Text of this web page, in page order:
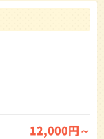
12,000円～